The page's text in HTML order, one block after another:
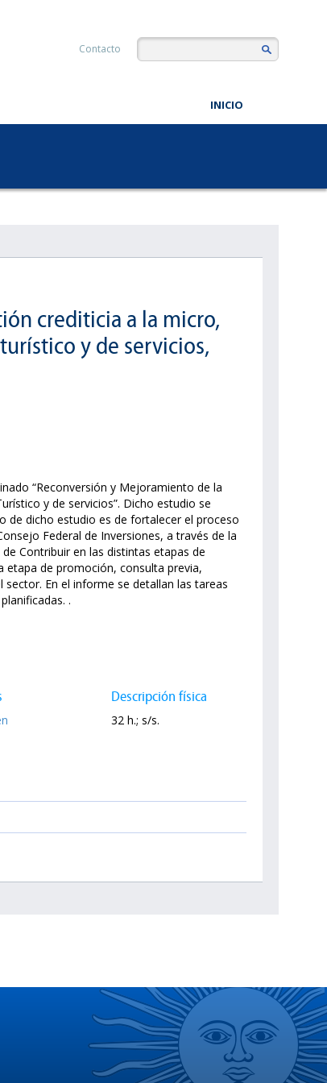
Contacto
INICIO
crediticia a la micro,
y de servicios,
“Reconversión y Mejoramiento de la
y de servicios”. Dicho estudio se
de dicho estudio es de fortalecer el proceso
Federal de Inversiones, a través de la
Contribuir en las distintas etapas de
etapa de promoción, consulta previa,
En el informe se detallan las tareas
.
Descripción física
32 h.; s/s.